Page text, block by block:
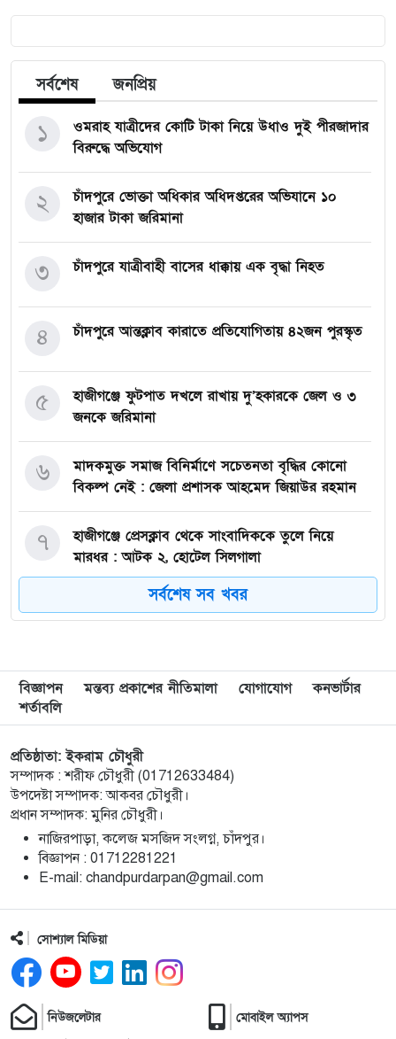
সর্বশেষ জনপ্রিয়
ওমরাহ যাত্রীদের কোটি টাকা নিয়ে উধাও দুই পীরজাদার
বিরুদ্ধে অভিযোগ
১
চাঁদপুরে ভোক্তা অধিকার অধিদপ্তরের অভিযানে ১০
হাজার টাকা জরিমানা
২
চাঁদপুরে যাত্রীবাহী বাসের ধাক্কায় এক বৃদ্ধা নিহত
৩
চাঁদপুরে আন্তক্লাব কারাতে প্রতিযোগিতায় ৪২জন পুরস্কৃত
৪
হাজীগঞ্জে ফুটপাত দখলে রাখায় দু’হকারকে জেল ও ৩
জনকে জরিমানা
৫
মাদকমুক্ত সমাজ বিনির্মাণে সচেতনতা বৃদ্ধির কোনো
বিকল্প নেই : জেলা প্রশাসক আহমেদ জিয়াউর রহমান
৬
হাজীগঞ্জে প্রেসক্লাব থেকে সাংবাদিককে তুলে নিয়ে
মারধর : আটক ২, হোটেল সিলগালা
৭
মতলব উত্তরে কালাম এন্টারপ্রাইজের মালিককে ২৫
হাজার টাকা জরিমানা
৮
মেরিল প্রথম আলো সমালোচক পুরস্কার ২০২৫ : সেরা
অভিনেতার চূড়ান্ত মনোনয়নে জায়গা করে নিলেন
৯
চাঁদপুরে জাতীয় বিজ্ঞান ও প্রযুক্তি সপ্তাহ উদযাপনের
লক্ষে প্রস্তুতিমূলক সভা
১০
বাংলা নববর্ষ আমাদের বাঙালি সংস্কৃতি ও ঐতিহ্যের
প্রাণের উৎসব : চাঁদপুর জেলা প্রশাসক
১১
চাঁদপুর শহরের হাসান আলী উচ্চ বিদ্যালয় মাঠ সংরক্ষণ
ও উন্নয়নে ৩৫ লাখ টাকার কাজ শুরু
১২
মতলব উত্তরে প্রেমিকের বাড়িতে বিয়ের দাবিতে
১৩
সর্বশেষ সব খবর
বিজ্ঞাপন মন্তব্য প্রকাশের নীতিমালা যোগাযোগ
কনভার্টার
শর্তাবলি
প্রতিষ্ঠাতা: ইকরাম চৌধুরী
সম্পাদক : শরীফ চৌধুরী (01712633484)
উপদেষ্টা সম্পাদক: আকবর চৌধুরী।
প্রধান সম্পাদক: মুনির চৌধুরী।
নাজিরপাড়া, কলেজ মসজিদ সংলগ্ন, চাঁদপুর।
‎বিজ্ঞাপন : 01712281221
‎E-mail: chandpurdarpan@gmail.com
সোশ্যাল মিডিয়া
নিউজলেটার মোবাইল অ্যাপস